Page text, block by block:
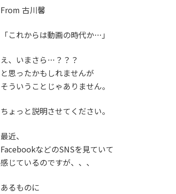
From 古川馨
「これからは動画の時代か…」
え、いまさら…？？？
と思ったかもしれませんが
そういうことじゃありません。
ちょっと説明させてください。
最近、
FacebookなどのSNSを見ていて
感じているのですが、、、
あるものに